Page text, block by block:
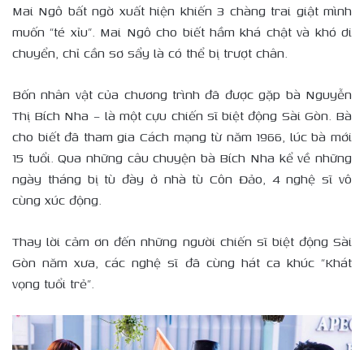
Mai Ngô bất ngờ xuất hiện khiến 3 chàng trai giật mình
muốn “té xỉu”. Mai Ngô cho biết hầm khá chật và khó di
chuyển, chỉ cần sơ sẩy là có thể bị trượt chân.
Bốn nhân vật của chương trình đã được gặp bà Nguyễn
Thị Bích Nha – là một cựu chiến sĩ biệt động Sài Gòn. Bà
cho biết đã tham gia Cách mạng từ năm 1966, lúc bà mới
15 tuổi. Qua những câu chuyện bà Bích Nha kể về những
ngày tháng bị tù đày ở nhà tù Côn Đảo, 4 nghệ sĩ vô
cùng xúc động.
Thay lời cảm ơn đến những người chiến sĩ biệt động Sài
Gòn năm xưa, các nghệ sĩ đã cùng hát ca khúc “Khát
vọng tuổi trẻ”.